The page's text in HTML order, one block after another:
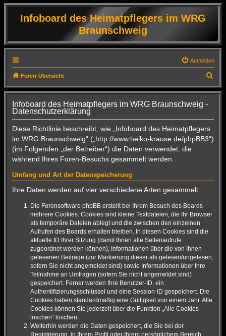
Infoboard des Heimatpflegers im WRG
Braunschweig
Anmelden
Foren-Übersicht
u
Infoboard des Heimatpflegers im WRG Braunschweig -
Datenschutzerklärung
Diese Richtlinie beschreibt, wie „Infoboard des Heimatpflegers
im WRG Braunschweig“ („http://www.heiko-krause.de/phpBB3“)
(im Folgenden „der Betreiber“) die Daten verwendet, die
während Ihres Foren-Besuchs gesammelt werden.
Umfang und Art der Datenspeicherung
Ihre Daten werden auf vier verschiedene Arten gesammelt:
Die Forensoftware phpBB erstellt bei Ihrem Besuch des Boards
mehrere Cookies. Cookies sind kleine Textdateien, die Ihr Browser
als temporäre Dateien ablegt und die zwischen den einzelnen
Aufrufen des Boards erhalten bleiben. In diesen Cookies sind die
aktuelle ID Ihrer Sitzung (damit Ihnen alle Seitenaufrufe
zugeordnet werden können), Informationen über die von Ihnen
gelesenen Beiträge (zur Markierung dieser als gelesen/ungelesen;
sofern Sie nicht angemeldet sind) sowie Informationen über Ihre
Teilnahme an Umfragen (sofern Sie nicht angemeldet sind)
gespeichert. Ferner werden Ihre Benutzer-ID, ein
Authentifizierungsschlüssel und eine Session-ID gespeichert. Die
Cookies haben standardmäßig eine Gültigkeit von einem Jahr. Alle
Cookies können Sie jederzeit über die Funktion „Alle Cookies
löschen“ löschen.
Weiterhin werden die Daten gespeichert, die Sie bei der
Registrierung, in Ihrem Profil oder Ihrem persönlichem Bereich